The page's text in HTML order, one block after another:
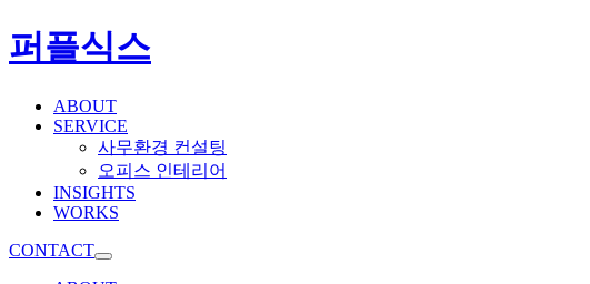
퍼플식스
ABOUT
SERVICE
사무환경 컨설팅
오피스 인테리어
INSIGHTS
WORKS
CONTACT